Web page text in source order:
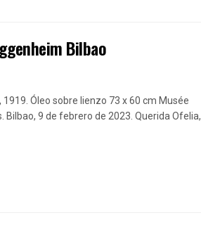
Bilbao
Óleo sobre lienzo 73 x 60 cm Musée
Bilbao, 9 de febrero de 2023. Querida Ofelia,